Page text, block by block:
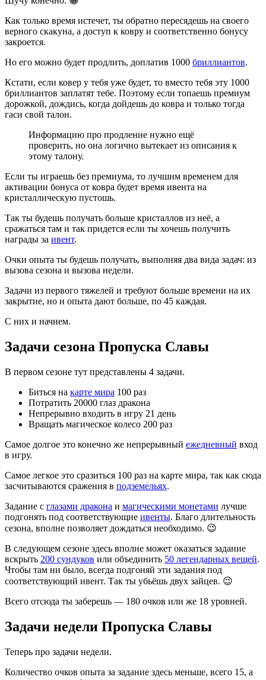
Как только время истечет, ты обратно пересядешь на своего
верного скакуна, а доступ к ковру и соответственно бонусу
закроется.
Но его можно будет продлить, доплатив 1000 бриллиантов.
Кстати, если ковер у тебя уже будет, то вместо тебя эту 1000
бриллиантов заплатят тебе. Поэтому если топаешь премиум
дорожкой, дождись, когда дойдешь до ковра и только тогда
гаси свой талон.
Информацию про продление нужно ещё
проверить, но она логично вытекает из описания к
этому талону.
Если ты играешь без премиума, то лучшим временем для
активации бонуса от ковра будет время ивента на
кристаллическую пустошь.
Так ты будешь получать больше кристаллов из неё, а
сражаться там и так придется если ты хочешь получить
награды за ивент.
Очки опыта ты будешь получать, выполняя два вида задач: из
вызова сезона и вызова недели.
Задачи из первого тяжелей и требуют больше времени на их
закрытие, но и опыта дают больше, по 45 каждая.
С них и начнем.
Задачи сезона Пропуска Славы
В первом сезоне тут представлены 4 задачи.
Биться на карте мира 100 раз
Потратить 20000 глаз дракона
Непрерывно входить в игру 21 день
Вращать магическое колесо 200 раз
Самое долгое это конечно же непрерывный ежедневный вход
в игру.
Самое легкое это сразиться 100 раз на карте мира, так как сюда
засчитываются сражения в подземельях.
Задание с глазами дракона и магическими монетами лучше
подгонять под соответствующие ивенты. Благо длительность
сезона, вполне позволяет дождаться необходимо. 😉
В следующем сезоне здесь вполне может оказаться задание
вскрыть 200 сундуков или объединить 50 легендарных вещей.
Чтобы там ни было, всегда подгоняй эти задания под
соответствующий ивент. Так ты убьёшь двух зайцев. 😉
Всего отсюда ты заберешь — 180 очков или же 18 уровней.
Задачи недели Пропуска Славы
Теперь про задачи недели.
Количество очков опыта за задание здесь меньше, всего 15, а